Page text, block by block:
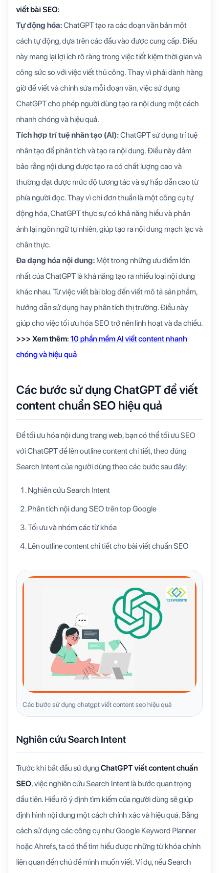
viết bài SEO:
Tự động hóa:ChatGPT tạo ra các đoạn văn bản một
cách tự động, dựa trên các đầu vào được cung cấp. Điều
này mang lại lợi ích rõ ràng trong việc tiết kiệm thời gian và
công sức so với việc viết thủ công. Thay vì phải dành hàng
giờ để viết và chỉnh sửa mỗi đoạn văn, việc sử dụng
ChatGPT cho phép người dùng tạo ra nội dung một cách
nhanh chóng và hiệu quả.
Tích hợp trí tuệ nhân tạo (AI):ChatGPT sử dụng trí tuệ
nhân tạo để phân tích và tạo ra nội dung. Điều này đảm
bảo rằng nội dung được tạo ra có chất lượng cao và
thường đạt được mức độ tương tác và sự hấp dẫn cao từ
phía người đọc. Thay vì chỉ đơn thuần là một công cụ tự
động hóa, ChatGPT thực sự có khả năng hiểu và phản
ánh lại ngôn ngữ tự nhiên, giúp tạo ra nội dung mạch lạc và
chân thực.
Đa dạng hóa nội dung: Một trong những ưu điểm lớn
nhất của ChatGPT là khả năng tạo ra nhiều loại nội dung
khác nhau. Từ việc viết bài blog đến viết mô tả sản phẩm,
hướng dẫn sử dụng hay phân tích thị trường. Điều này
giúp cho việc tối ưu hóa SEO trở nên linh hoạt và đa chiều.
>>> Xem thêm:10 phần mềm AI viết content nhanh
chóng và hiệu quả
Các bước sử dụng ChatGPT để viết
content chuẩn SEO hiệu quả
Để tối ưu hóa nội dung trang web, bạn có thể tối ưu SEO
với ChatGPT để lên outline content chi tiết, theo đúng
Search Intent của người dùng theo các bước sau đây:
Nghiên cứu Search Intent
Phân tích nội dung SEO trên top Google
Tối ưu và nhóm các từ khóa
Lên outline content chi tiết cho bài viết chuẩn SEO
Các bước sử dụng chatgpt viết content seo hiệu quả
Nghiên cứu Search Intent
Trước khi bắt đầu sử dụng ChatGPT viết content chuẩn
SEO, việc nghiên cứu Search Intent là bước quan trọng
đầu tiên. Hiểu rõ ý định tìm kiếm của người dùng sẽ giúp
định hình nội dung một cách chính xác và hiệu quả. Bằng
cách sử dụng các công cụ như Google Keyword Planner
hoặc Ahrefs, ta có thể tìm hiểu được những từ khóa chính
liên quan đến chủ đề mình muốn viết. Ví dụ, nếu Search